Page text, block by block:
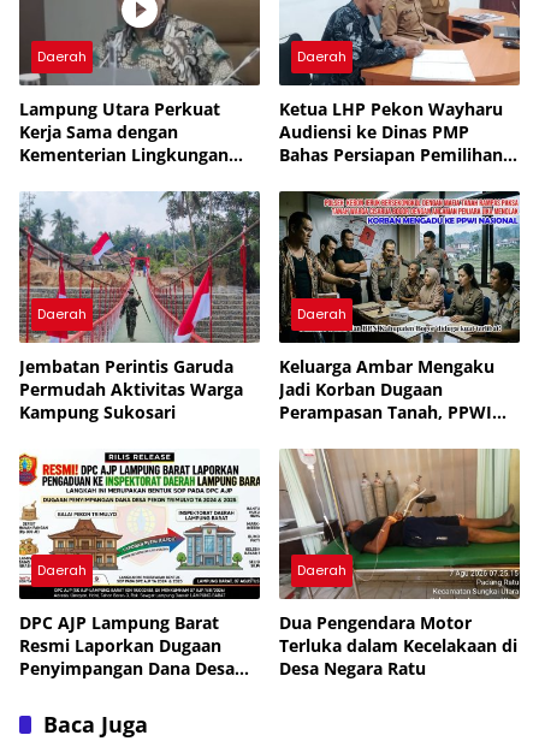
Daerah
Lampung Utara Perkuat
Kerja Sama dengan
Kementerian Lingkungan
Pengelolaan Sampah
Daerah
Ketua LHP Pekon Wayharu
Audiensi ke Dinas PMP
Bahas Persiapan Pemilihan
Daerah
Jembatan Perintis Garuda
Permudah Aktivitas Warga
Kampung Sukosari
Daerah
Keluarga Ambar Mengaku
Jadi Korban Dugaan
Perampasan Tanah, PPWI
Daerah
DPC AJP Lampung Barat
Resmi Laporkan Dugaan
Penyimpangan Dana Desa
Inspektorat
Daerah
Dua Pengendara Motor
Terluka dalam Kecelakaan di
Desa Negara Ratu
Baca Juga